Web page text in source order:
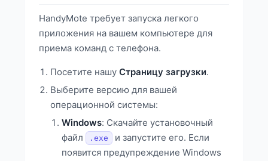
HandyMote требует запуска легкого
приложения на вашем компьютере для
приема команд с телефона.
Посетите нашу Страницу загрузки.
Выберите версию для вашей
операционной системы:
Windows: Скачайте установочный
файл
.exe и запустите его. Если
появится предупреждение Windows